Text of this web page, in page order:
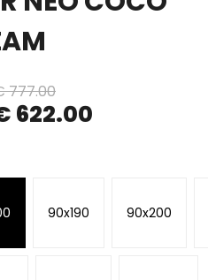
777.00
622.00
90x190 90x200